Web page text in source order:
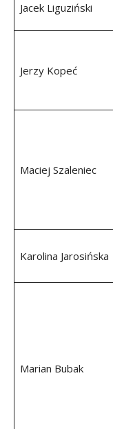
Jacek Liguziński
Jerzy Kopeć
Maciej Szaleniec
Karolina Jarosińska
Marian Bubak